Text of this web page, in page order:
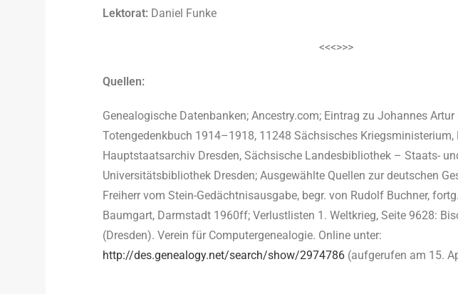
Lektorat: Daniel Funke
<<<>>>
Quellen:
Genealogische Datenbanken; Ancestry.com; Eintrag zu Johannes
Totengedenkbuch 1914–1918, 11248 Sächsisches Kriegsministerium,
Hauptstaatsarchiv Dresden, Sächsische Landesbibliothek – Staats-
Universitätsbibliothek Dresden; Ausgewählte Quellen zur deutschen
Freiherr vom Stein-Gedächtnisausgabe, begr. von Rudolf Buchner,
Baumgart, Darmstadt 1960ff; Verlustlisten 1. Weltkrieg, Seite 9628:
(Dresden). Verein für Computergenealogie. Online unter:
http://des.genealogy.net/search/show/2974786 (aufgerufen am 15.